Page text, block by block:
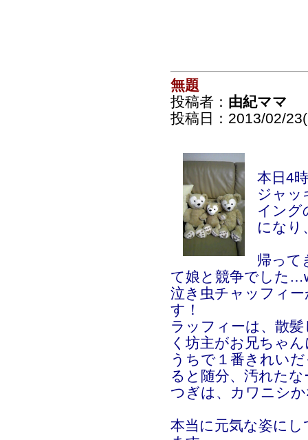
無題
投稿者： 由紀ママ
投稿日：2013/02/
本日4
ジャッ
イング
になり
帰って
て娘と競争でした
泣き虫チャッフィ
す！
ラッフィーは、散
く坊主がお兄ちゃ
うちで１番きれい
ると随分、汚れた
つぎは、カワニシ
本当に元気な姿に